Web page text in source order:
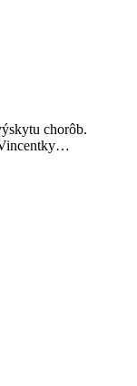
chorôb.
Vincentky…